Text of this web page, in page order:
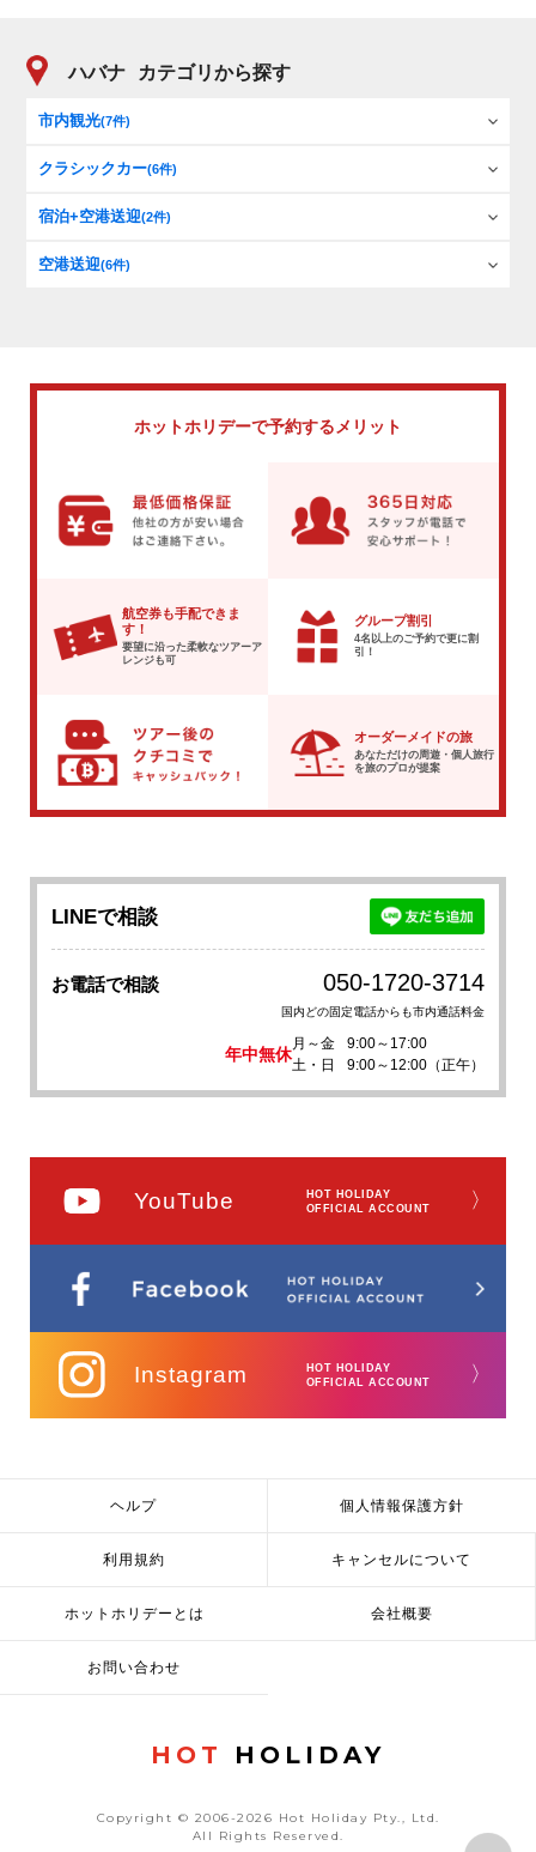
ハバナ カテゴリから探す
市内観光(7件)
クラシックカー(6件)
宿泊+空港送迎(2件)
空港送迎(6件)
ホットホリデーで予約するメリット
航空券も手配できま
す！
要望に沿った柔軟なツアーア
レンジも可
グループ割引
4名以上のご予約で更に割
引！
オーダーメイドの旅
あなただけの周遊・個人旅行
を旅のプロが提案
LINEで相談
お電話で相談 050-1720-3714
国内どの固定電話からも市内通話料金
年中無休
月～金
9:00～17:00
土・日
9:00～12:00（正午）
YouTube
HOT HOLIDAY
OFFICIAL ACCOUNT
〉
Instagram
HOT HOLIDAY
OFFICIAL ACCOUNT
〉
ヘルプ 個人情報保護方針
利用規約 キャンセルについて
ホットホリデーとは 会社概要
お問い合わせ
HOT HOLIDAY
Copyright © 2006-2026 Hot Holiday Pty., Ltd.
All Rights Reserved.